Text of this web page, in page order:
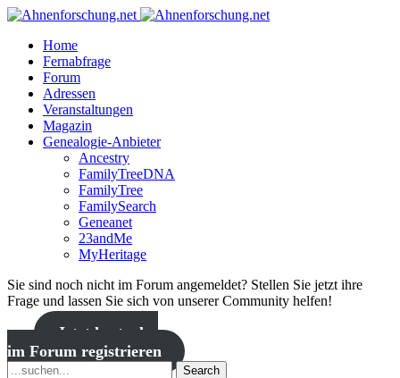
Home
Fernabfrage
Forum
Adressen
Veranstaltungen
Magazin
Genealogie-Anbieter
Ancestry
FamilyTreeDNA
FamilyTree
FamilySearch
Geneanet
23andMe
MyHeritage
Sie sind noch nicht im Forum angemeldet? Stellen Sie jetzt ihre
Frage und lassen Sie sich von unserer Community helfen!
Jetzt kostenlos
im Forum registrieren
Search